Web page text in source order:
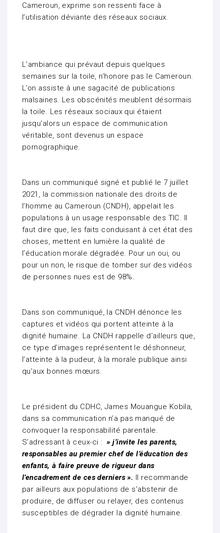
Cameroun, exprime son ressenti face à
l’utilisation déviante des réseaux sociaux.
L’ambiance qui prévaut depuis quelques
semaines sur la toile, n’honore pas le Cameroun.
L’on assiste à une sagacité de publications
malsaines. Les obscénités meublent désormais
la toile. Les réseaux sociaux qui étaient
jusqu’alors un espace de communication
véritable, sont devenus un espace
pornographique.
Dans un communiqué signé et publié le 7 juillet
2021, la commission nationale des droits de
l’homme au Cameroun (CNDH), appelait les
populations à un usage responsable des TIC. Il
faut dire que, les faits conduisant à cet état des
choses, mettent en lumière la qualité de
l’éducation morale dégradée. Pour un oui, ou
pour un non, le risque de tomber sur des vidéos
de personnes nues est de 98%.
Dans son communiqué, la CNDH dénonce les
captures et vidéos qui portent atteinte à la
dignité humaine. La CNDH rappelle d’ailleurs que,
ce type d’images représentent le déshonneur,
l’atteinte à la pudeur, à la morale publique ainsi
qu’aux bonnes mœurs.
Le président du CDHC, James Mouangue Kobila,
dans sa communication n’a pas manqué de
convoquer la responsabilité parentale.
S’adressant à ceux-ci : » j’invite les parents,
responsables au premier chef de l’éducation des
enfants, à faire preuve de rigueur dans
l’encadrement de ces derniers ». Il recommande
par ailleurs aux populations de s’abstenir de
produire, de diffuser ou relayer, des contenus
susceptibles de dégrader la dignité humaine.